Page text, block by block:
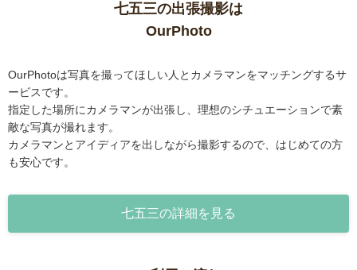
七五三の出張撮影は
OurPhoto
OurPhotoは写真を撮ってほしい人とカメラマンをマッチングするサ
ービスです。
指定した場所にカメラマンが出張し、理想のシチュエーションで素
敵な写真が撮れます。
カメラマンとアイディアを出しながら撮影するので、はじめての方
も安心です。
七五三の詳細を見る